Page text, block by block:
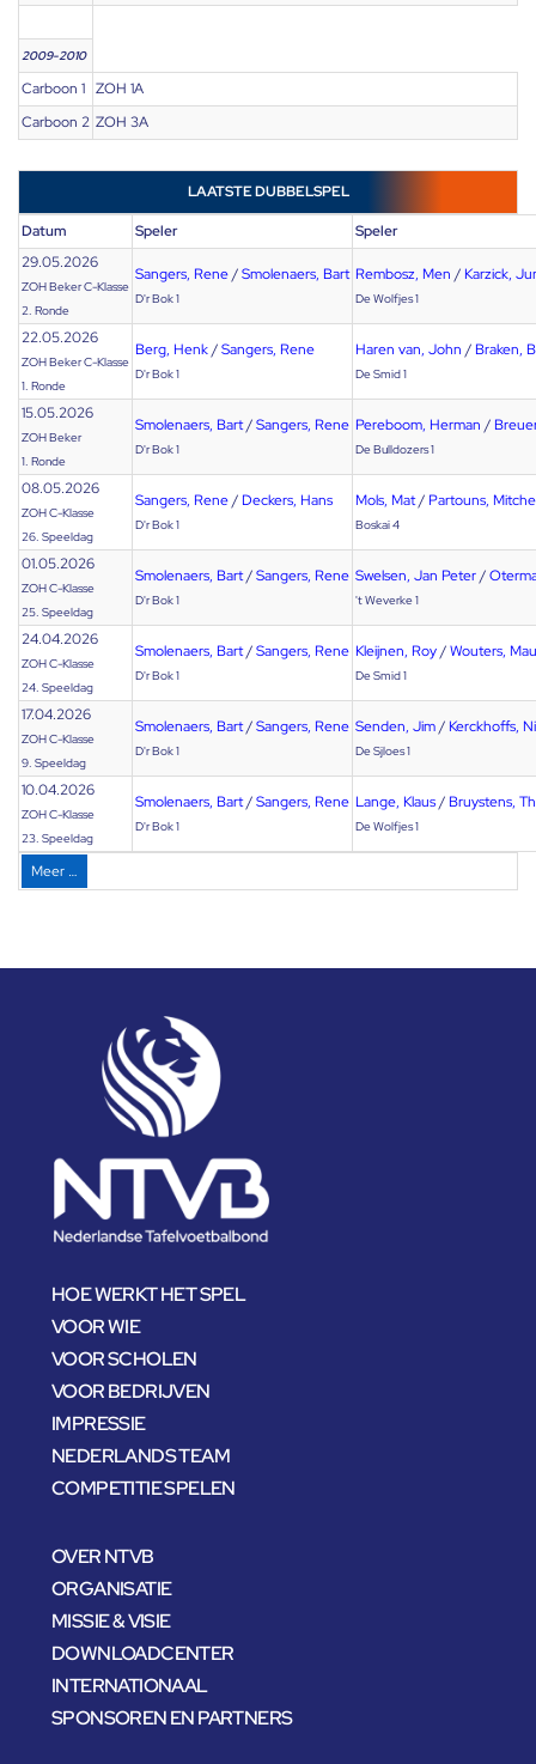
2009-2010
Carboon 1 ZOH 1A
Carboon 2 ZOH 3A
LAATSTE DUBBELSPEL
Datum Speler
Speler
29.05.2026
ZOH Beker C-Klasse
2. Ronde
Sangers, Rene/Smolenaers, Bart
D'r Bok 1
Rembosz, Men / Karzick,
De Wolfjes 1
22.05.2026
ZOH Beker C-Klasse
1. Ronde
Berg, Henk/Sangers, Rene
D'r Bok 1
Haren van, John / Braken,
De Smid 1
15.05.2026
ZOH Beker
1. Ronde
Smolenaers, Bart/Sangers, Rene
D'r Bok 1
Pereboom, Herman /
De Bulldozers 1
08.05.2026
ZOH C-Klasse
26. Speeldag
Sangers, Rene/ Deckers, Hans
D'r Bok 1
Mols, Mat/ Partouns,
Boskai 4
01.05.2026
ZOH C-Klasse
25. Speeldag
Smolenaers, Bart/Sangers, Rene
D'r Bok 1
Swelsen, Jan Peter/
't Weverke 1
24.04.2026
ZOH C-Klasse
24. Speeldag
Smolenaers, Bart/Sangers, Rene
D'r Bok 1
Kleijnen, Roy/Wouters,
De Smid 1
17.04.2026
ZOH C-Klasse
9. Speeldag
Smolenaers, Bart/Sangers, Rene
D'r Bok 1
Senden, Jim/ Kerckhoffs,
De Sjloes 1
10.04.2026
ZOH C-Klasse
23. Speeldag
Smolenaers, Bart/Sangers, Rene
D'r Bok 1
Lange, Klaus/ Bruystens,
De Wolfjes 1
Meer …
HOE WERKT HET SPEL
VOOR WIE
VOOR SCHOLEN
VOOR BEDRIJVEN
IMPRESSIE
NEDERLANDS TEAM
COMPETITIE SPELEN
OVER NTVB
ORGANISATIE
MISSIE & VISIE
DOWNLOADCENTER
INTERNATIONAAL
SPONSOREN EN PARTNERS